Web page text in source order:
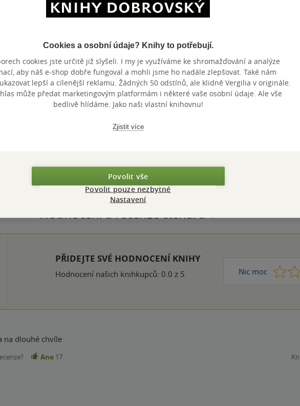
hlasy, v noci
A když
než co
pevná vazba
978-
Hodnocení a recenze čtenářů
PŘIDEJTE SVÉ HODNOCENÍ KNIHY
Hodnocení našich knihkupců: 0.0 z 5 Nic moc 1 2 3
na dlouhé chvíle
Ano 17
Cookies a osobní údaje? Knihy to potřebují.
cookies jste určitě již slyšeli. I my je využíváme ke shromažďování a analýze
aby náš e-shop dobře fungoval a mohli jsme ho nadále zlepšovat. Také nám
lepší a cílenější reklamu. Žádných 50 odstínů, ale klidně Vergilia v originále.
může předat marketingovým platformám i některé vaše osobní údaje. Ale vše
bedlivě hlídáme. Jako naši vlastní knihovnu!
Zjistit více
Povolit vše
Povolit pouze nezbytné
Nastavení